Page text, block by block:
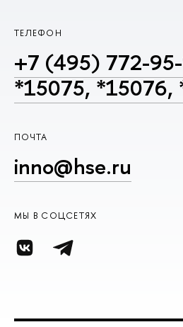
ТЕЛЕФОН
+7 (495) 772-
*15075, *15076,
ПОЧТА
inno@hse.ru
МЫ В СОЦСЕТЯХ